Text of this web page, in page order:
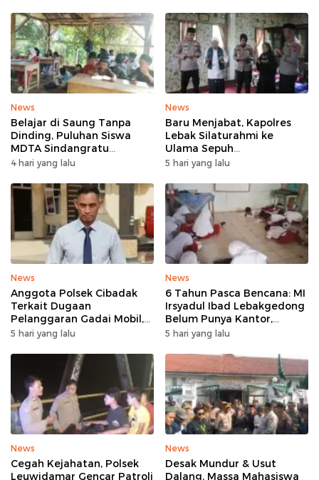
News
Belajar di Saung Tanpa
Dinding, Puluhan Siswa
MDTA Sindangratu
Panggarangan Bertahan
4 hari yang lalu
News
Baru Menjabat, Kapolres
Lebak Silaturahmi ke
Ulama Sepuh
Rangkasbitung
5 hari yang lalu
News
Anggota Polsek Cibadak
Terkait Dugaan
Pelanggaran Gadai Mobil,
Kasus Ditangani Bid
5 hari yang lalu
News
6 Tahun Pasca Bencana: MI
Irsyadul Ibad Lebakgedong
Belum Punya Kantor,
Belajar Tanpa Meja-Kursi
5 hari yang lalu
News
Cegah Kejahatan, Polsek
Leuwidamar Gencar Patroli
News
Desak Mundur & Usut
Dalang, Massa Mahasiswa